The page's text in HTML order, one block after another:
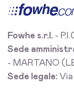
Fowhe s.r.l. -
Sede
- MARTANO
Sede legale: